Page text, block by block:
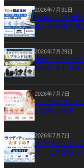
2026年7月31日
RUNTEQを徹
違いや特徴を解
2026年7月29日
オロビアンコゴ
MARK & LONA
2026年7月7日
アトリエはるか
ン比較ガイド
2026年7月7日
クラウディア（
サービス比較ガ